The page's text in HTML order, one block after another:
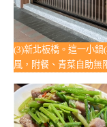
(3)新北板橋。這一小
風，附餐、青菜自助無